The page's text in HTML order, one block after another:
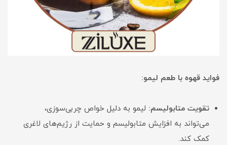
فواید قهوه با طعم لیمو:
تقویت متابولیسم: لیمو به دلیل خواص چربی‌سوزی،
می‌تواند به افزایش متابولیسم و حمایت از رژیم‌های لاغری
کمک کند.